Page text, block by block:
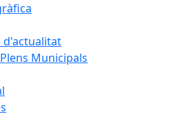
d'actualitat
Municipals